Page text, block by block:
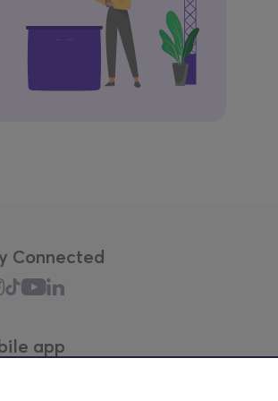
Connected
app